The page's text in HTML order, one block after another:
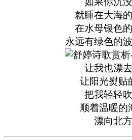
就睡在大海
在水母银色
永远有绿色的
让我也漂
让阳光熨贴
把我轻轻
顺着温暖的
漂向北方